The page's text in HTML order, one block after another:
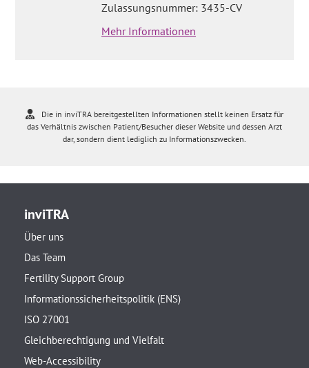
Zulassungsnummer: 3435-CV
Mehr Informationen
Die in inviTRA bereitgestellten Informationen stellt keinen Ersatz für
das Verhältnis zwischen Patient/Besucher dieser Website und dessen Arzt
dar, sondern dient lediglich zu Informationszwecken.
inviTRA
Über uns
Das Team
Fertility Support Group
Informationssicherheitspolitik (ENS)
ISO 27001
Gleichberechtigung und Vielfalt
Web-Accessibility